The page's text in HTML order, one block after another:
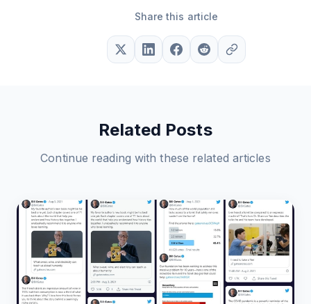
Share this article
Related Posts
Continue reading with these related articles